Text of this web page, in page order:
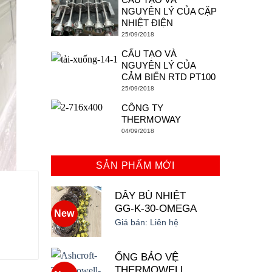
NGUYÊN LÝ CỦA CẶP
NHIỆT ĐIỆN
25/09/2018
CẤU TẠO VÀ
NGUYÊN LÝ CỦA
CẢM BIẾN RTD PT100
25/09/2018
CÔNG TY
THERMOWAY
04/09/2018
SẢN PHẨM MỚI
New
DÂY BÙ NHIỆT
GG-K-30-OMEGA
Giá bán: Liên hệ
ỐNG BẢO VỆ